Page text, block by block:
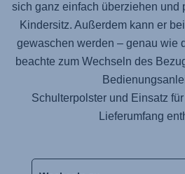
sich ganz einfach überziehen und
Kindersitz. Außerdem kann er
gewaschen werden – genau wie
beachte zum Wechseln des
Schulterpolster und Einsatz
Lieferumfang